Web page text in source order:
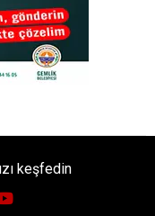
keşfedin